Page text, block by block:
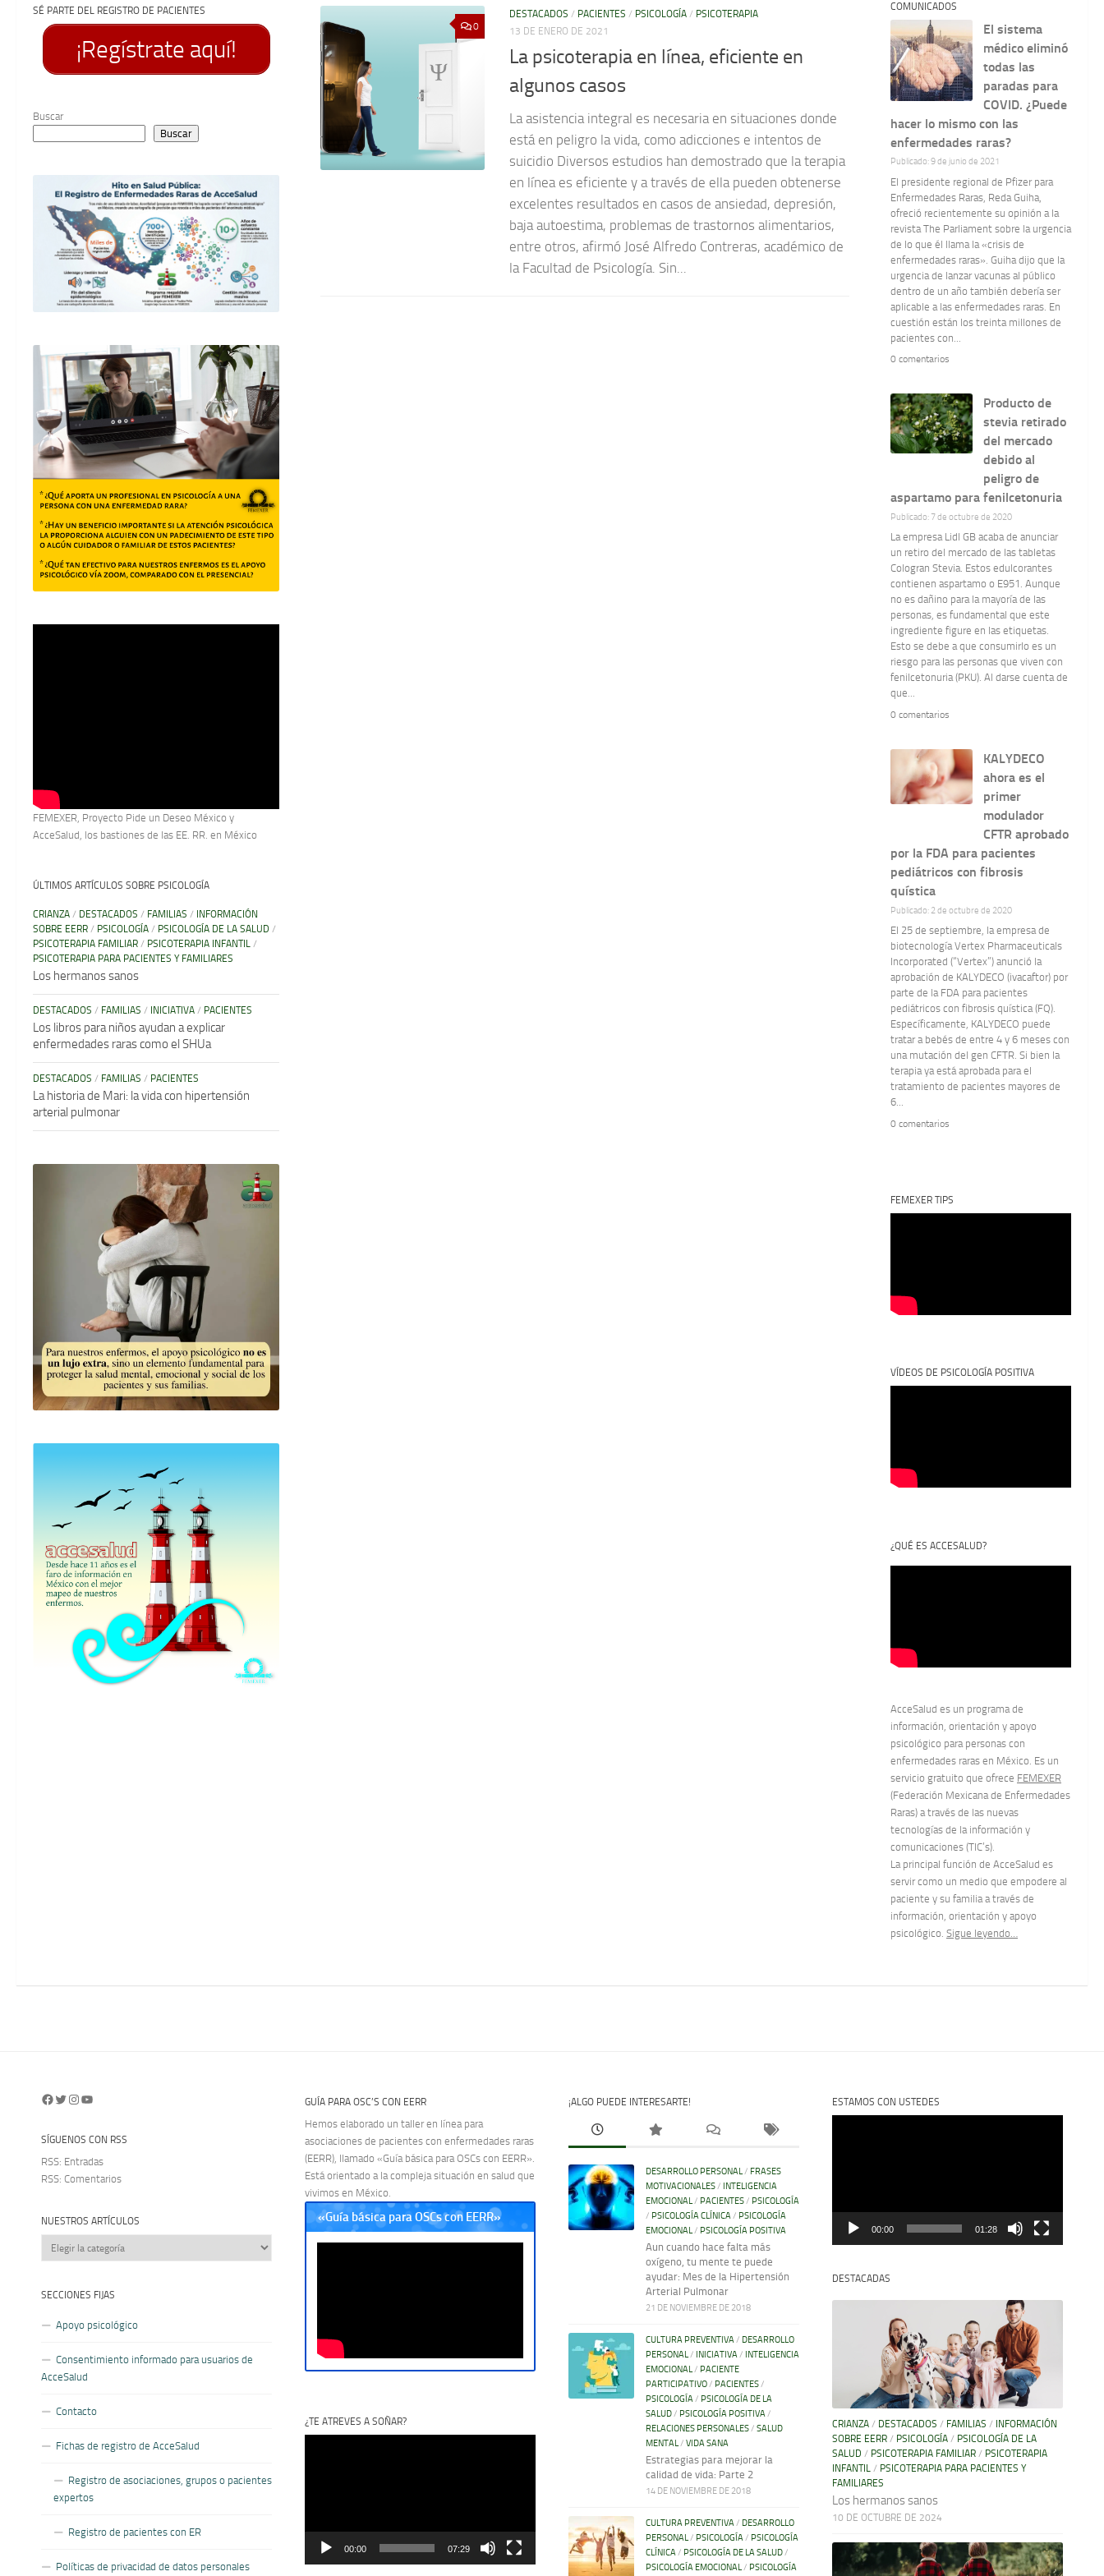
0
DESTACADOS / PACIENTES / PSICOLOGÍA / PSICOTERAPIA
13 DE ENERO DE 2021
La psicoterapia en línea, eficiente en
algunos casos
La asistencia integral es necesaria en situaciones donde
está en peligro la vida, como adicciones e intentos de
suicidio Diversos estudios han demostrado que la terapia
en línea es eficiente y a través de ella pueden obtenerse
excelentes resultados en casos de ansiedad, depresión,
baja autoestima, problemas de trastornos alimentarios,
entre otros, afirmó José Alfredo Contreras, académico de
la Facultad de Psicología. Sin...
SÉ PARTE DEL REGISTRO DE PACIENTES
¡Regístrate aquí!
Buscar
Buscar
FEMEXER, Proyecto Pide un Deseo México y
AcceSalud, los bastiones de las EE. RR. en México
ÚLTIMOS ARTÍCULOS SOBRE PSICOLOGÍA
CRIANZA / DESTACADOS / FAMILIAS / INFORMACIÓN
SOBRE EERR / PSICOLOGÍA / PSICOLOGÍA DE LA SALUD /
PSICOTERAPIA FAMILIAR / PSICOTERAPIA INFANTIL /
PSICOTERAPIA PARA PACIENTES Y FAMILIARES
Los hermanos sanos
DESTACADOS / FAMILIAS / INICIATIVA / PACIENTES
Los libros para niños ayudan a explicar
enfermedades raras como el SHUa
DESTACADOS / FAMILIAS / PACIENTES
La historia de Mari: la vida con hipertensión
arterial pulmonar
COMUNICADOS
El sistema
médico eliminó
todas las
paradas para
COVID. ¿Puede
hacer lo mismo con las
enfermedades raras?
Publicado: 9 de junio de 2021
El presidente regional de Pfizer para
Enfermedades Raras, Reda Guiha,
ofreció recientemente su opinión a la
revista The Parliament sobre la urgencia
de lo que él llama la «crisis de
enfermedades raras». Guiha dijo que la
urgencia de lanzar vacunas al público
dentro de un año también debería ser
aplicable a las enfermedades raras. En
cuestión están los treinta millones de
pacientes con...
0 comentarios
Producto de
stevia retirado
del mercado
debido al
peligro de
aspartamo para fenilcetonuria
Publicado: 7 de octubre de 2020
La empresa Lidl GB acaba de anunciar
un retiro del mercado de las tabletas
Cologran Stevia. Estos edulcorantes
contienen aspartamo o E951. Aunque
no es dañino para la mayoría de las
personas, es fundamental que este
ingrediente figure en las etiquetas.
Esto se debe a que consumirlo es un
riesgo para las personas que viven con
fenilcetonuria (PKU). Al darse cuenta de
que...
0 comentarios
KALYDECO
ahora es el
primer
modulador
CFTR aprobado
por la FDA para pacientes
pediátricos con fibrosis
quística
Publicado: 2 de octubre de 2020
El 25 de septiembre, la empresa de
biotecnología Vertex Pharmaceuticals
Incorporated (“Vertex”) anunció la
aprobación de KALYDECO (ivacaftor) por
parte de la FDA para pacientes
pediátricos con fibrosis quística (FQ).
Específicamente, KALYDECO puede
tratar a bebés de entre 4 y 6 meses con
una mutación del gen CFTR. Si bien la
terapia ya está aprobada para el
tratamiento de pacientes mayores de
6...
0 comentarios
FEMEXER TIPS
VÍDEOS DE PSICOLOGÍA POSITIVA
¿QUÉ ES ACCESALUD?
AcceSalud es un programa de
información, orientación y apoyo
psicológico para personas con
enfermedades raras en México. Es un
servicio gratuito que ofrece FEMEXER
(Federación Mexicana de Enfermedades
Raras) a través de las nuevas
tecnologías de la información y
comunicaciones (TIC’s).
La principal función de AcceSalud es
servir como un medio que empodere al
paciente y su familia a través de
información, orientación y apoyo
psicológico. Sigue leyendo…
Facebook
Twitter
Instagram
YouTube
SÍGUENOS CON RSS
RSS: Entradas
RSS: Comentarios
NUESTROS ARTÍCULOS
Nuestros
artículos
SECCIONES FIJAS
Apoyo psicológico
Consentimiento informado para usuarios de
AcceSalud
Contacto
Fichas de registro de AcceSalud
Registro de asociaciones, grupos o pacientes
expertos
Registro de pacientes con ER
Políticas de privacidad de datos personales
GUÍA PARA OSC’S CON EERR
Hemos elaborado un taller en línea para
asociaciones de pacientes con enfermedades raras
(EERR), llamado «Guía básica para OSCs con EERR».
Está orientado a la compleja situación en salud que
vivimos en México.
«Guía básica para OSCs con EERR»
¿TE ATREVES A SOÑAR?
00:00 07:29
¡ALGO PUEDE INTERESARTE!
DESARROLLO PERSONAL/ FRASES
MOTIVACIONALES/ INTELIGENCIA
EMOCIONAL/ PACIENTES/ PSICOLOGÍA
/ PSICOLOGÍA CLÍNICA/ PSICOLOGÍA
EMOCIONAL/ PSICOLOGÍA POSITIVA
Aun cuando hace falta más
oxígeno, tu mente te puede
ayudar: Mes de la Hipertensión
Arterial Pulmonar
21 DE NOVIEMBRE DE 2018
CULTURA PREVENTIVA/ DESARROLLO
PERSONAL/ INICIATIVA/ INTELIGENCIA
EMOCIONAL/ PACIENTE
PARTICIPATIVO/ PACIENTES/
PSICOLOGÍA/ PSICOLOGÍA DE LA
SALUD/ PSICOLOGÍA POSITIVA/
RELACIONES PERSONALES/ SALUD
MENTAL/ VIDA SANA
Estrategias para mejorar la
calidad de vida: Parte 2
14 DE NOVIEMBRE DE 2018
CULTURA PREVENTIVA/ DESARROLLO
PERSONAL/ PSICOLOGÍA/ PSICOLOGÍA
CLÍNICA/ PSICOLOGÍA DE LA SALUD/
PSICOLOGÍA EMOCIONAL/ PSICOLOGÍA
ESTAMOS CON USTEDES
00:00 01:28
DESTACADAS
CRIANZA/ DESTACADOS / FAMILIAS / INFORMACIÓN
SOBRE EERR/ PSICOLOGÍA/ PSICOLOGÍA DE LA
SALUD / PSICOTERAPIA FAMILIAR/ PSICOTERAPIA
INFANTIL/ PSICOTERAPIA PARA PACIENTES Y
FAMILIARES
Los hermanos sanos
10 DE OCTUBRE DE 2024